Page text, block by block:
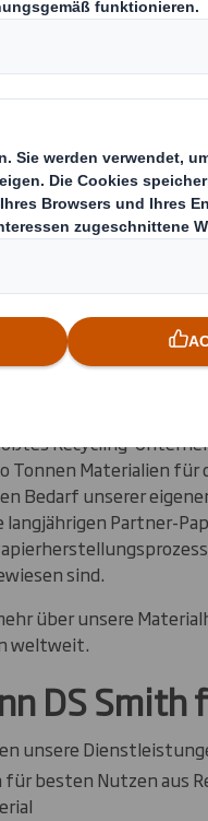
Papier
Recycling-
Tonnen Materialien
Bedarf unserer
langjährigen Partner-
sind.
über unsere
weltweit.
DS Smith
unsere
für besten Nutzen aus